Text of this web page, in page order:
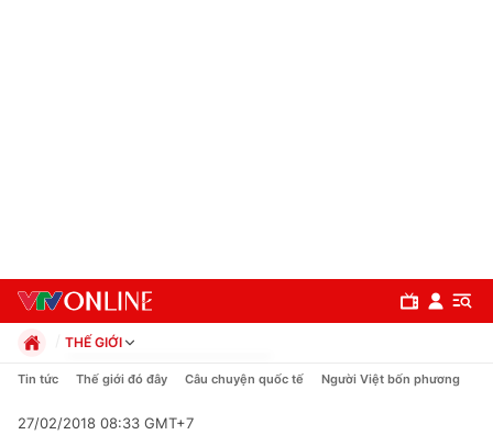
THẾ GIỚI
Chính trị
Pháp luật
Tin tức Thế giới đó đây Câu chuyện quốc tế Người Việt bốn phương
27/02/2018 08:33 GMT+7